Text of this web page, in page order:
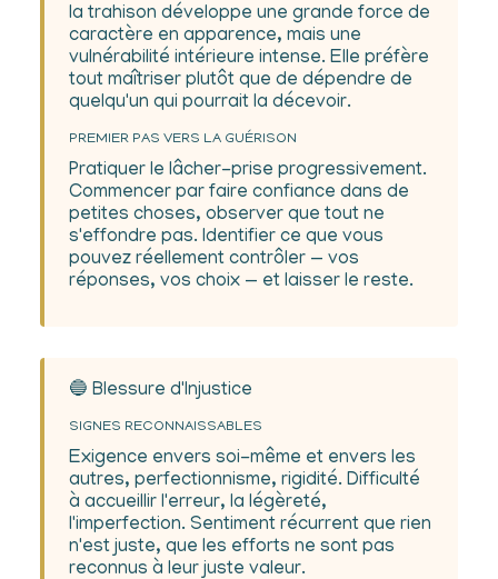
la trahison développe une grande force de
caractère en apparence, mais une
vulnérabilité intérieure intense. Elle préfère
tout maîtriser plutôt que de dépendre de
quelqu'un qui pourrait la décevoir.
PREMIER PAS VERS LA GUÉRISON
Pratiquer le lâcher-prise progressivement.
Commencer par faire confiance dans de
petites choses, observer que tout ne
s'effondre pas. Identifier ce que vous
pouvez réellement contrôler — vos
réponses, vos choix — et laisser le reste.
🔵 Blessure d'Injustice
SIGNES RECONNAISSABLES
Exigence envers soi-même et envers les
autres, perfectionnisme, rigidité. Difficulté
à accueillir l'erreur, la légèreté,
l'imperfection. Sentiment récurrent que rien
n'est juste, que les efforts ne sont pas
reconnus à leur juste valeur.